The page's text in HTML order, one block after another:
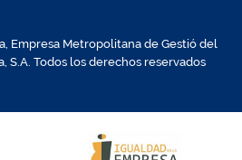
Empresa Metropolitana de Gestió del
S.A. Todos los derechos reservados